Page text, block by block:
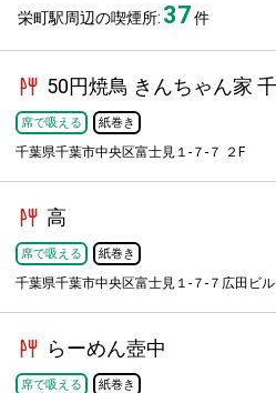
栄町駅周辺の喫煙所: 37件
50円焼鳥 きんちゃん家
席で吸える 紙巻き
千葉県千葉市中央区富士見１-７-７ ２F
高
席で吸える 紙巻き
千葉県千葉市中央区富士見１-７-７広田ビ
らーめん壺中
席で吸える 紙巻き